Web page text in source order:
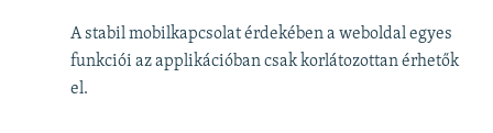
A stabil mobilkapcsolat érdekében a weboldal egyes
funkciói az applikációban csak korlátozottan érhetők
el.